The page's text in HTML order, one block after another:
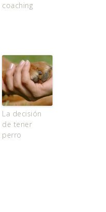
coaching
La decisión
de tener
perro